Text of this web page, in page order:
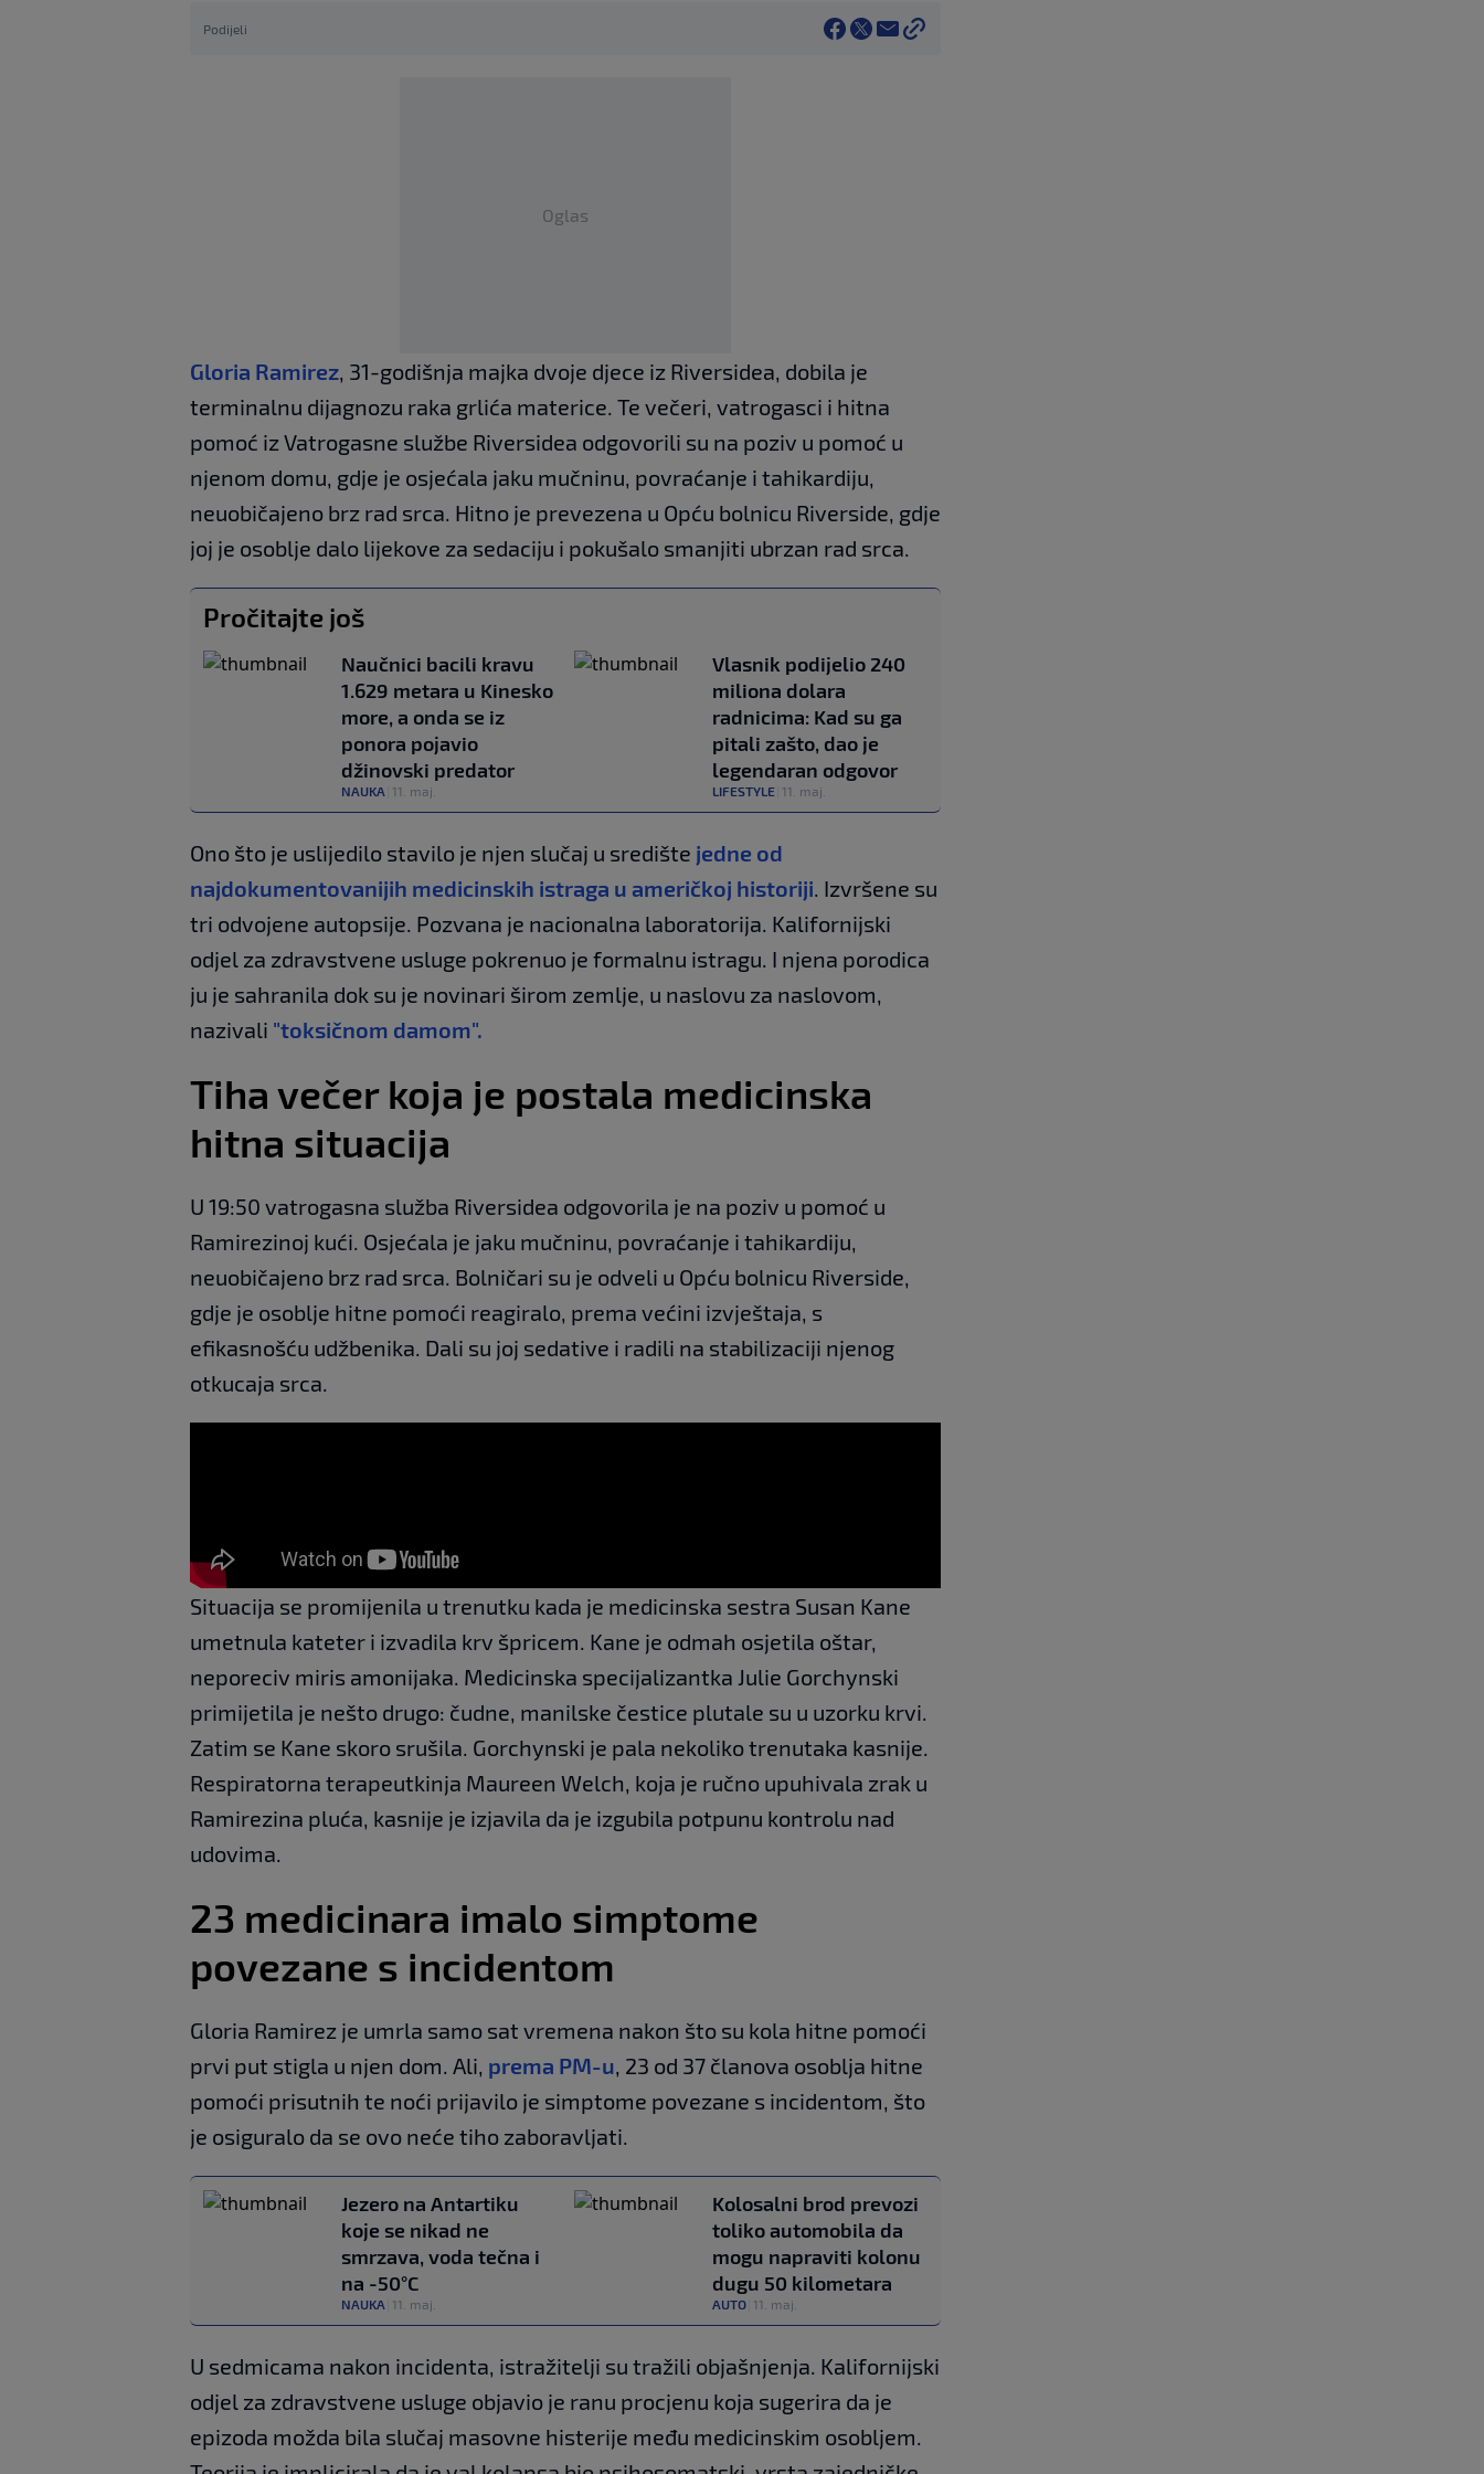
Podijeli
Oglas
Gloria Ramirez, 31-godišnja majka dvoje djece iz Riversidea, dobila je
terminalnu dijagnozu raka grlića materice. Te večeri, vatrogasci i hitna
pomoć iz Vatrogasne službe Riversidea odgovorili su na poziv u pomoć u
njenom domu, gdje je osjećala jaku mučninu, povraćanje i tahikardiju,
neuobičajeno brz rad srca. Hitno je prevezena u Opću bolnicu Riverside, gdje
joj je osoblje dalo lijekove za sedaciju i pokušalo smanjiti ubrzan rad srca.
Pročitajte još
Naučnici bacili kravu
1.629 metara u Kinesko
more, a onda se iz
ponora pojavio
džinovski predator
NAUKA 11. maj.
Vlasnik podijelio 240
miliona dolara
radnicima: Kad su ga
pitali zašto, dao je
legendaran odgovor
LIFESTYLE 11. maj.
Ono što je uslijedilo stavilo je njen slučaj u središte jedne od
najdokumentovanijih medicinskih istraga u američkoj historiji. Izvršene su
tri odvojene autopsije. Pozvana je nacionalna laboratorija. Kalifornijski
odjel za zdravstvene usluge pokrenuo je formalnu istragu. I njena porodica
ju je sahranila dok su je novinari širom zemlje, u naslovu za naslovom,
nazivali "toksičnom damom".
Tiha večer koja je postala medicinska
hitna situacija
U 19:50 vatrogasna služba Riversidea odgovorila je na poziv u pomoć u
Ramirezinoj kući. Osjećala je jaku mučninu, povraćanje i tahikardiju,
neuobičajeno brz rad srca. Bolničari su je odveli u Opću bolnicu Riverside,
gdje je osoblje hitne pomoći reagiralo, prema većini izvještaja, s
efikasnošću udžbenika. Dali su joj sedative i radili na stabilizaciji njenog
otkucaja srca.
Situacija se promijenila u trenutku kada je medicinska sestra Susan Kane
umetnula kateter i izvadila krv špricem. Kane je odmah osjetila oštar,
neporeciv miris amonijaka. Medicinska specijalizantka Julie Gorchynski
primijetila je nešto drugo: čudne, manilske čestice plutale su u uzorku krvi.
Zatim se Kane skoro srušila. Gorchynski je pala nekoliko trenutaka kasnije.
Respiratorna terapeutkinja Maureen Welch, koja je ručno upuhivala zrak u
Ramirezina pluća, kasnije je izjavila da je izgubila potpunu kontrolu nad
udovima.
23 medicinara imalo simptome
povezane s incidentom
Gloria Ramirez je umrla samo sat vremena nakon što su kola hitne pomoći
prvi put stigla u njen dom. Ali, prema PM-u, 23 od 37 članova osoblja hitne
pomoći prisutnih te noći prijavilo je simptome povezane s incidentom, što
je osiguralo da se ovo neće tiho zaboravljati.
Jezero na Antartiku
koje se nikad ne
smrzava, voda tečna i
na -50°C
NAUKA 11. maj.
Kolosalni brod prevozi
toliko automobila da
mogu napraviti kolonu
dugu 50 kilometara
AUTO 11. maj.
U sedmicama nakon incidenta, istražitelji su tražili objašnjenja. Kalifornijski
odjel za zdravstvene usluge objavio je ranu procjenu koja sugerira da je
epizoda možda bila slučaj masovne histerije među medicinskim osobljem.